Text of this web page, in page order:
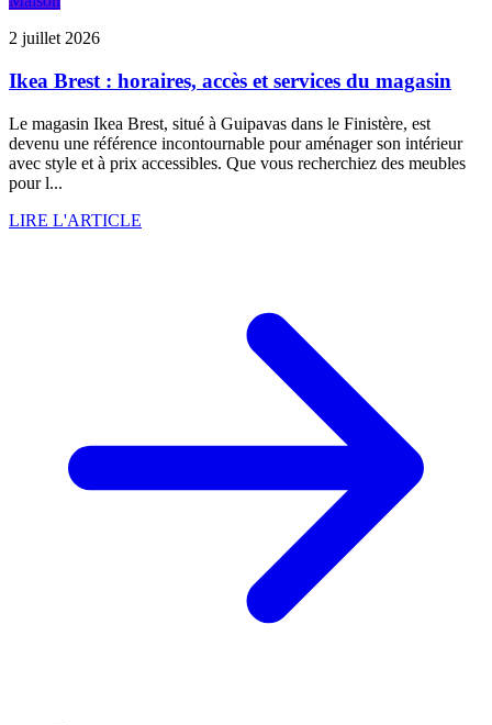
2 juillet 2026
Ikea Brest : horaires, accès et services du magasin
Le magasin Ikea Brest, situé à Guipavas dans le Finistère, est
devenu une référence incontournable pour aménager son intérieur
avec style et à prix accessibles. Que vous recherchiez des meubles
pour l...
LIRE L'ARTICLE